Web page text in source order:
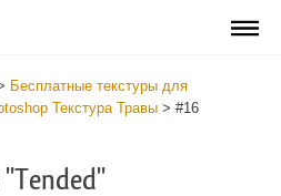
Бесплатные текстуры для
Текстура Травы > #16
"Tended"